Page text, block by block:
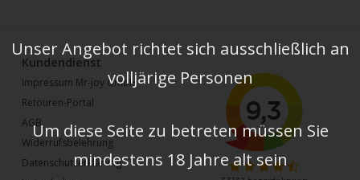
Kundendienst
Impressum Mr-joy GmbH
Retouren-Portal
AGB
Widerrufsbelehrung
Datenschutzerklärung
Unser Angebot richtet sich ausschließlich an
volljärige Personen
Um diese Seite zu betreten müssen Sie
mindestens 18 Jahre alt sein